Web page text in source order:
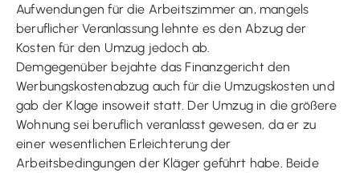
Aufwendungen für die Arbeitszimmer an, mangels
beruflicher Veranlassung lehnte es den Abzug der
Kosten für den Umzug jedoch ab.
Demgegenüber bejahte das Finanzgericht den
Werbungskostenabzug auch für die Umzugskosten und
gab der Klage insoweit statt. Der Umzug in die größere
Wohnung sei beruflich veranlasst gewesen, da er zu
einer wesentlichen Erleichterung der
Arbeitsbedingungen der Kläger geführt habe. Beide